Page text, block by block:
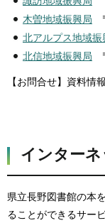
木曽地域振興局
北アルプス地域振
北信地域振興局
【お問合せ】資料情
インター
県立長野図書館の本
ることができるサー